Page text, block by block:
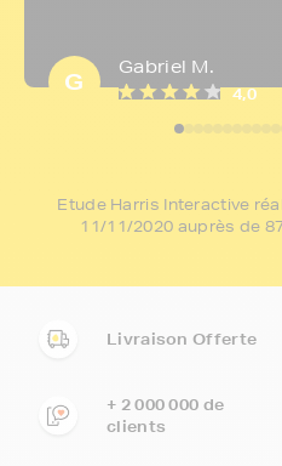
G
Gabriel M.
4,0
Etude Harris Interactive
11/11/2020 auprès de
Livraison Offerte
+ 2 000 000 de
clients